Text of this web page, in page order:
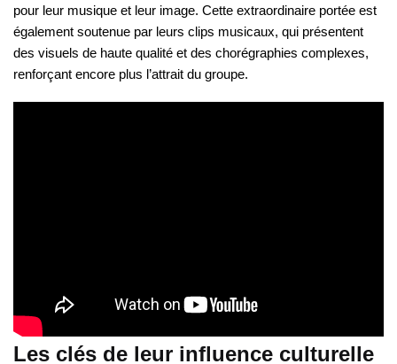
pour leur musique et leur image. Cette extraordinaire portée est
également soutenue par leurs clips musicaux, qui présentent
des visuels de haute qualité et des chorégraphies complexes,
renforçant encore plus l’attrait du groupe.
Les clés de leur influence culturelle